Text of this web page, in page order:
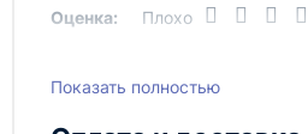
Оценка: Плохо
Написать отзыв
Показать полностью